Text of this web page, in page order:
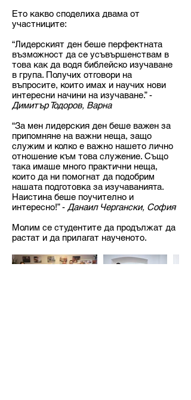
Ето какво споделиха двама от
участниците:
“Лидерският ден беше перфектната
възможност да се усъвършенствам в
това как да водя библейско изучаване
в група. Получих отговори на
въпросите, които имах и научих нови
интересни начини на изучаване.” -
Димитър Тодоров, Варна
“За мен лидерския ден беше важен за
припомняне на важни неща, защо
служим и колко е важно нашето лично
отношение към това служение. Също
така имаше много практични неща,
които да ни помогнат да подобрим
нашата подготовка за изучаванията.
Наистина беше поучително и
интересно!” - Данаил Чергански, София
Молим се студентите да продължат да
растат и да прилагат наученото.